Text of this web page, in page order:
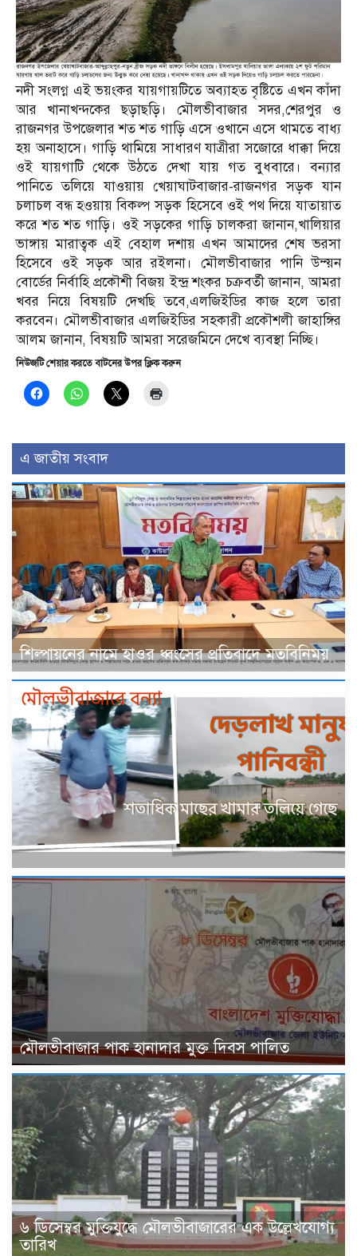
নদী সংলগ্ন এই ভয়ংকর যায়গায়টিতে অব্যাহত বৃষ্টিতে এখন কাঁদা
আর খানাখন্দকের ছড়াছড়ি। মৌলভীবাজার সদর,শেরপুর ও
রাজনগর উপজেলার শত শত গাড়ি এসে ওখানে এসে থামতে বাধ্য
হয় অনাহাসে। গাড়ি থামিয়ে সাধারণ যাত্রীরা সজোরে ধাক্কা দিয়ে
ওই যায়গাটি থেকে উঠতে দেখা যায় গত বুধবারে। বন্যার
পানিতে তলিয়ে যাওয়ায় খেয়াঘাটবাজার-রাজনগর সড়ক যান
চলাচল বন্ধ হওয়ায় বিকল্প সড়ক হিসেবে ওই পথ দিয়ে যাতায়াত
করে শত শত গাড়ি। ওই সড়কের গাড়ি চালকরা জানান,খালিয়ার
ভাঙ্গায় মারাত্বক এই বেহাল দশায় এখন আমাদের শেষ ভরসা
হিসেবে ওই সড়ক আর রইলনা। মৌলভীবাজার পানি উন্ন্য়ন
বোর্ডের নির্বাহি প্রকৌশী বিজয় ইন্দ্র শংকর চক্রবর্তী জানান, আমরা
খবর নিয়ে বিষয়টি দেখছি তবে,এলজিইডির কাজ হলে তারা
করবেন। মৌলভীবাজার এলজিইডির সহকারী প্রকৌশলী জাহাঙ্গির
আলম জানান, বিষয়টি আমরা সরেজমিনে দেখে ব্যবস্থা নিচ্ছি।
নিউজটি শেয়ার করতে বাটনের উপর ক্লিক করুন
এ জাতীয় সংবাদ
শিল্পায়নের নামে হাওর ধ্বংসের প্রতিবাদে মতবিনিময়
মৌলভীবাজার পাক হানাদার মুক্ত দিবস পালিত
৬ ডিসেম্বর মুক্তিযুদ্ধে মৌলভীবাজারের এক উল্লেখযোগ্য
তারিখ